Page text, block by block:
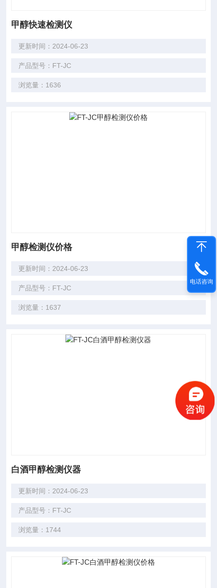
甲醇快速检测仪
更新时间：2024-06-23
产品型号：FT-JC
浏览量：1636
甲醇检测仪价格
更新时间：2024-06-23
产品型号：FT-JC
浏览量：1637
白酒甲醇检测仪器
更新时间：2024-06-23
产品型号：FT-JC
浏览量：1744
电话咨询